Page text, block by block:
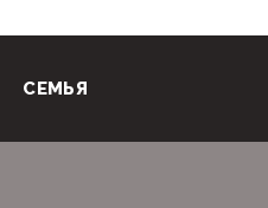
СЕМЬЯ